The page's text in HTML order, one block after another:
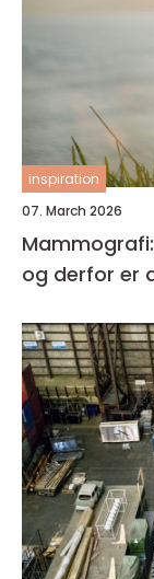
inspiration
07. March 2026
og derfor er